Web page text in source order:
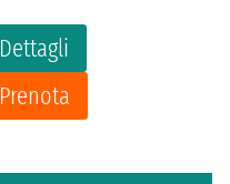
Dettagli
Prenota